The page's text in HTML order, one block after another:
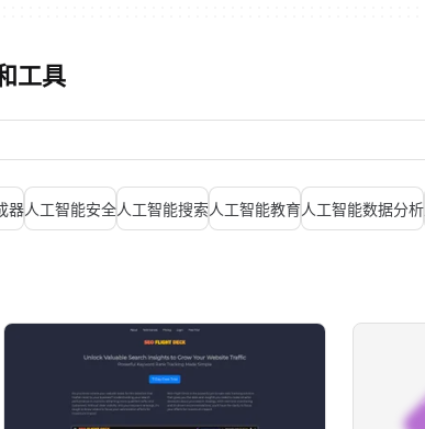
工具
器人工智能安全人工智能搜索人工智能教育人工智能数据分析